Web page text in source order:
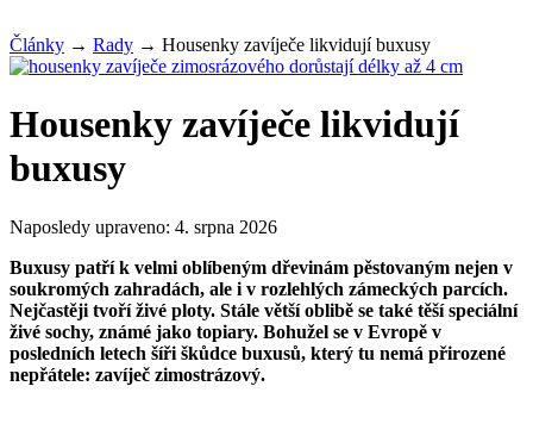
Články → Rady → Housenky zavíječe likvidují buxusy
Housenky zavíječe likvidují
buxusy
Naposledy upraveno: 4. srpna 2026
Buxusy patří k velmi oblíbeným dřevinám pěstovaným nejen v
soukromých zahradách, ale i v rozlehlých zámeckých parcích.
Nejčastěji tvoří živé ploty. Stále větší oblibě se také těší speciální
živé sochy, známé jako topiary. Bohužel se v Evropě v
posledních letech šíři škůdce buxusů, který tu nemá přirozené
nepřátele: zavíječ zimostrázový.